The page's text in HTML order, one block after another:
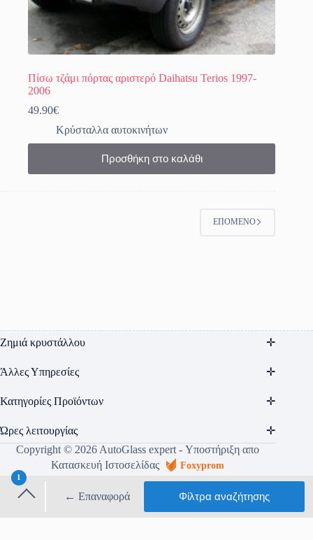
1
← Επαναφορά Φίλτρα αναζήτησης
Πίσω τζάμι πόρτας αριστερό Daihatsu Terios 1997-
2006
49.90€
Κρύσταλλα αυτοκινήτων
Προσθήκη στο καλάθι
ΕΠΌΜΕΝΟ
Ζημιά κρυστάλλου
Άλλες Υπηρεσίες
Κατηγορίες Προϊόντων
Ώρες λειτουργίας
Copyright © 2026 AutoGlass expert - Υποστήριξη απο
Κατασκευή Ιστοσελίδας
Foxyprom
Πολιτική Απορρήτου
Τρόποι αποστολής & πληρωμής
Τραπεζικοί Λογαριασμοί